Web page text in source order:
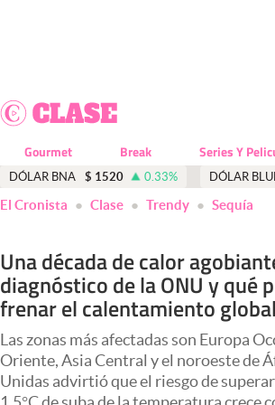
Dólar
Economía y Política
Finanzas y Mercados
Negocios
Columnistas
Otras secciones
Apertura
Gourmet Break Series Y
DÓLAR BNA $ 1520 0.33% DÓLAR
El Cronista Clase Trendy Sequía
Una década de calor
diagnóstico de la ONU y qué
frenar el calentamiento global
Las zonas más afectadas son Europa
Oriente, Asia Central y el noroeste de
Unidas advirtió que el riesgo de